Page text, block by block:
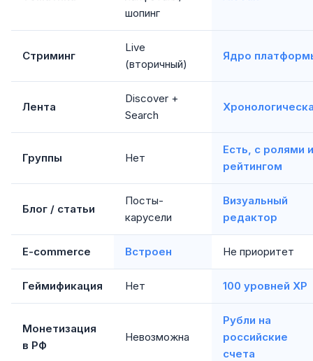
шопинг
Стриминг
Live
(вторичный)
Ядро
Лента
Discover +
Search
Группы Нет
Есть, с ролями и
рейтингом
Блог / статьи
Посты-
карусели
Визуальный
редактор
E-commerce Встроен Не приоритет
Геймификация Нет 100 уровней XP
Монетизация
в РФ
Невозможна
Рубли на
российские
счета